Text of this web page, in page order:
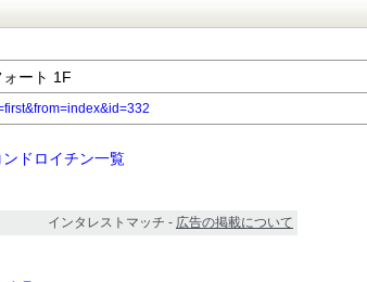
ート 1F
ンドロイチン一覧
インタレストマッチ - 広告の掲載について